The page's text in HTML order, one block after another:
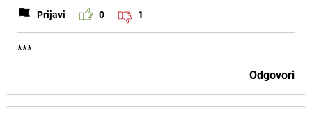
Prijavi 0 1
***
Odgovori